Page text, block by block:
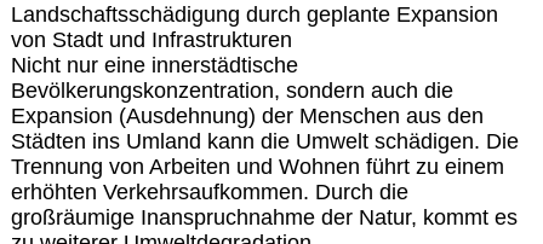
Landschaftsschädigung durch geplante Expansion
von Stadt und Infrastrukturen
Nicht nur eine innerstädtische
Bevölkerungskonzentration, sondern auch die
Expansion (Ausdehnung) der Menschen aus den
Städten ins Umland kann die Umwelt schädigen. Die
Trennung von Arbeiten und Wohnen führt zu einem
erhöhten Verkehrsaufkommen. Durch die
großräumige Inanspruchnahme der Natur, kommt es